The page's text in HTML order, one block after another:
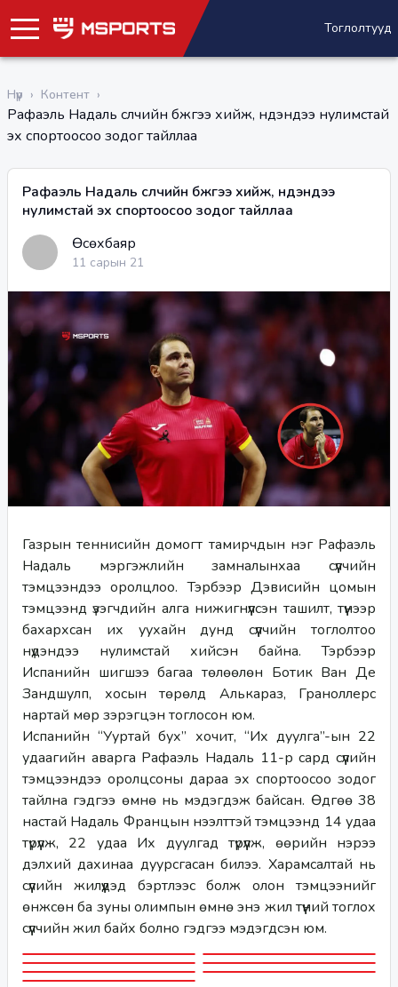
Тоглолтууд
Нүүр › Контент ›
Рафаэль Надаль сүүлчийн бүжгээ хийж, нүдэндээ нулимстай
эх спортоосоо зодог тайллаа
Рафаэль Надаль сүүлчийн бүжгээ хийж, нүдэндээ
нулимстай эх спортоосоо зодог тайллаа
Өсөхбаяр
11 сарын 21
Газрын теннисийн домогт тамирчдын нэг Рафаэль
Надаль мэргэжлийн замналынхаа сүүлчийн
тэмцээндээ оролцлоо. Тэрбээр Дэвисийн цомын
тэмцээнд үзэгчдийн алга нижигнүүлсэн ташилт, түүнээр
бахархсан их уухайн дунд сүүлчийн тоглолтоо
нүдэндээ нулимстай хийсэн байна. Тэрбээр
Испанийн шигшээ багаа төлөөлөн Ботик Ван Де
Зандшулп, хосын төрөлд Алькараз, Граноллерс
нартай мөр зэрэгцэн тоглосон юм.
Испанийн “Ууртай бух” хочит, “Их дуулга”-ын 22
удаагийн аварга Рафаэль Надаль 11-р сард сүүлийн
тэмцээндээ оролцсоны дараа эх спортоосоо зодог
тайлна гэдгээ өмнө нь мэдэгдэж байсан. Өдгөө 38
настай Надаль Францын нээлттэй тэмцээнд 14 удаа
түрүүлж, 22 удаа Их дуулгад түрүүлж, өөрийн нэрээ
дэлхий дахинаа дуурсгасан билээ. Харамсалтай нь
сүүлийн жилүүдэд бэртлээс болж олон тэмцээнийг
өнжсөн ба зуны олимпын өмнө энэ жил түүний тоглох
сүүлчийн жил байх болно гэдгээ мэдэгдсэн юм.